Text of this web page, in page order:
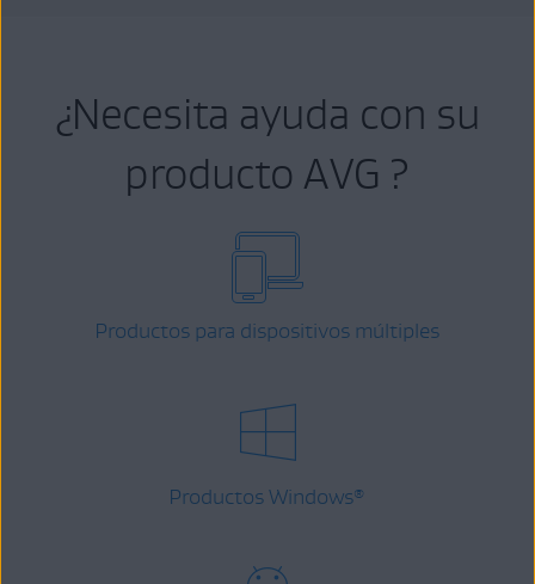
¿Necesita ayuda con su
producto AVG ?
Productos para dispositivos múltiples
Productos Windows®